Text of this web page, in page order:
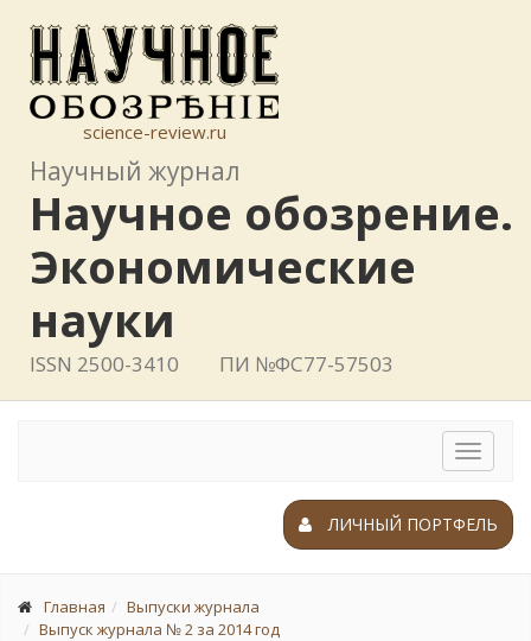
science-review.ru
Научный журнал
Научное обозрение.
Экономические
науки
ISSN 2500-3410 ПИ №ФС77-57503
Toggle
ЛИЧНЫЙ ПОРТФЕЛЬ
Главная
Выпуски журнала
Выпуск журнала № 2 за 2014 год